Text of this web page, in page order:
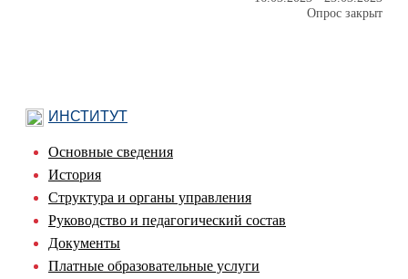
Опрос закрыт
ИНСТИТУТ
Основные сведения
История
Структура и органы управления
Руководство и педагогический состав
Документы
Платные образовательные услуги